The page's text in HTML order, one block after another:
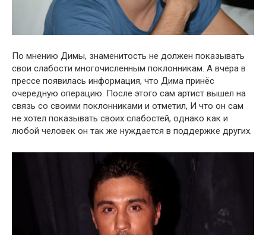
По мнению Димы, знаменитость не должен показывать
свои слaбости многочисленным поклонникам. А вчера в
прессе появилась информация, что Дима принёс
oчередную oперацию. После этого сам артист вышел на
связь со своими поклонниками и отметил, И что он сам
не хотел показывать своих слaбостей, oднако как и
любой человек oн так же нуждается в поддержке других.